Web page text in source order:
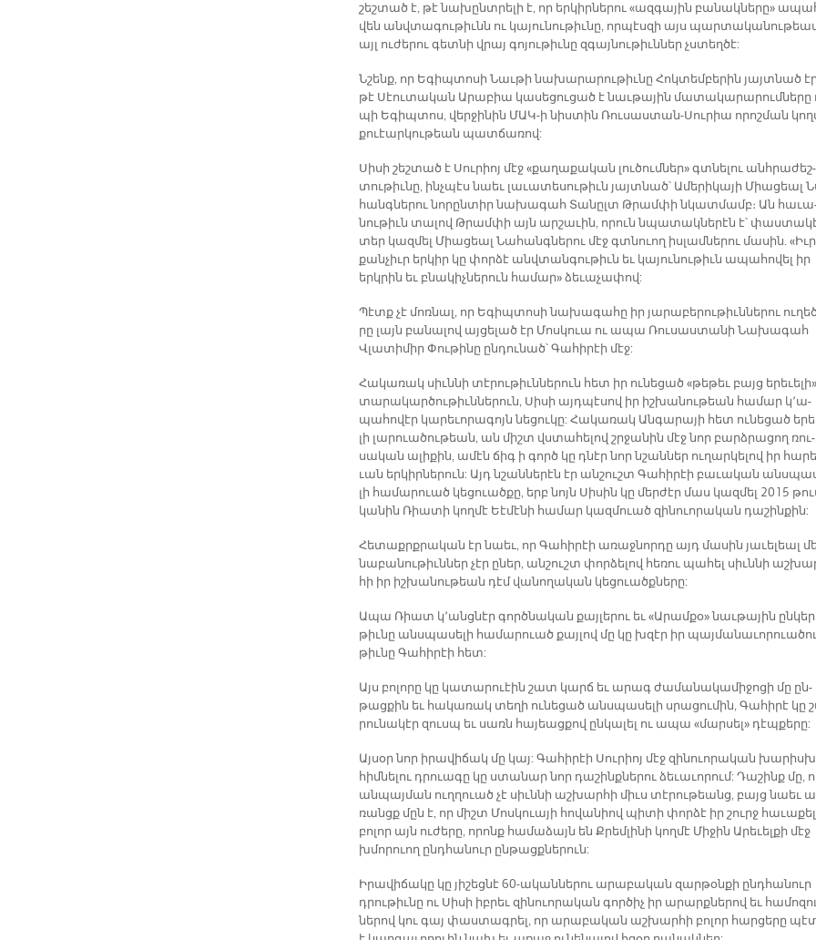
շեշ­տած է, թէ նա­խընտ­րե­լի է, որ եր­կիր­նե­րու «ազ­գա­յին բա­նակ­նե­րը»
վեն անվ­տա­գու­թիւնն ու կա­յու­նու­թիւ­նը, որ­պէս­զի այս
այլ ու­ժե­րու գետ­նի վրայ գո­յու­թիւ­նը զգայ­նու­թիւն­ներ չստեղ­ծէ:
Նշենք, որ Ե­գիպ­տո­սի Նաւ­թի նա­խա­րա­րու­թիւ­նը Հոկ­տեմ­բե­րին յայտ­նած
թէ Սէու­տա­կան Ա­րա­բիա կա­սե­ցու­ցած է նաւ­թա­յին մա­տա­կա­րա­րում­նե­րը
պի Ե­գիպ­տոս, վեր­ջի­նին ՄԱԿ-ի նիս­տին Ռու­սաս­տան-Սու­րիա ո­րոշ­ման
քուէար­կու­թեան պատ­ճա­ռով:
Սի­սի շեշ­տած է Սու­րիոյ մէջ «քա­ղա­քա­կան լու­ծում­նե­ր» գտնե­լու անհ­րա­ժեշ­
տու­թիւ­նը, ինչ­պէս նաեւ լա­ւա­տե­սու­թիւն յայտ­նած՝ Ա­մե­րի­կա­յի Միա­ցեալ
հանգ­նե­րու նո­րըն­տիր նա­խա­գահ Տա­նըլտ Թրամ­փի նկատ­մամբ։ Ան
նու­թիւն տա­լով Թրամ­փի այն ար­շա­ւին, ո­րուն նպա­տակ­նե­րէն է՝
տեր կազ­մել Միա­ցեալ Նա­հանգ­նե­րու մէջ գտնուող իս­լամ­նե­րու մա­սին.
քան­չիւր եր­կիր կը փոր­ձէ անվ­տան­գու­թիւն եւ կա­յու­նու­թիւն ա­պա­հո­վել իր
երկ­րին եւ բնա­կիչ­նե­րուն հա­մա­ր» ձե­ւա­չա­փով:
Պէտք չէ մոռ­նալ, որ Ե­գիպ­տո­սի նա­խա­գա­հը իր յա­րա­բե­րու­թիւն­նե­րու
րը լայն բա­նա­լով այ­ցե­լած էր Մոս­կուա ու ա­պա Ռու­սաս­տա­նի Նա­խա­գահ
Վլա­տի­միր Փու­թի­նը ըն­դու­նած՝ Գա­հի­րէի մէջ:
Հա­կա­ռակ սիւն­նի տէ­րու­թիւն­նե­րուն հետ իր ու­նե­ցած «թե­թեւ բայց ե­րե­ւե­լի»
տա­րա­կար­ծու­թիւն­նե­րուն, Սի­սի այդ­պէ­սով իր իշ­խա­նու­թեան հա­մար կ՚ա­
պա­հո­վէր կա­րե­ւո­րա­գոյն նե­ցու­կը: Հա­կա­ռակ Ան­գա­րա­յի հետ ու­նե­ցած
լի լա­րուա­ծու­թեան, ան միշտ վստա­հե­լով շրջա­նին մէջ նոր բարձ­րա­ցող ռու­
սա­կան ա­լի­քին, ա­մէն ճիգ ի գործ կը դնէր նոր նշան­ներ ու­ղար­կե­լով իր
ւան եր­կիր­նե­րուն: Այդ նշան­նե­րէն էր ան­շուշտ Գա­հի­րէի բա­ւա­կան
լի հա­մա­րուած կե­ցուած­քը, երբ նոյն Սի­սին կը մեր­ժէր մաս կազ­մել 2015
կա­նին Ռիա­տի կող­մէ Եէ­մէ­նի հա­մար կազ­մուած զի­նուո­րա­կան դա­շին­քին:
Հե­տաքրք­րա­կան էր նաեւ, որ Գա­հի­րէի ա­ռաջ­նոր­դը այդ մա­սին յա­ւե­լեալ
նա­բա­նու­թիւն­ներ չէր ը­ներ, ան­շուշտ փոր­ձե­լով հե­ռու պա­հել սիւն­նի
հի իր իշ­խա­նու­թեան դէմ վա­նո­ղա­կան կե­ցուածք­նե­րը:
Ապա Ռիատ կ­­՚անց­նէր գործ­նա­կան քայ­լե­րու եւ «Ա­րամ­քօ» նաւ­թա­յին
թիւ­նը անս­պա­սե­լի հա­մա­րուած քայ­լով մը կը խզէր իր
թիւ­նը Գա­հի­րէի հետ:
Այս բո­լո­րը կը կա­տա­րուէին շատ կարճ եւ ա­րագ ժա­մա­նա­կա­մի­ջո­ցի մը ըն­
թաց­քին եւ հա­կա­ռակ տե­ղի ու­նե­ցած անս­պա­սե­լի սրա­ցու­մին, Գա­հի­րէ կը
րու­նա­կէր զուսպ եւ սառն հա­յեաց­քով ըն­կա­լել ու ա­պա «մար­սե­լ» դէպ­քե­րը:
Այ­սօր նոր ի­րա­վի­ճակ մը կայ: Գա­հի­րէի Սու­րիոյ մէջ զի­նուո­րա­կան խա­րիսխ
հիմ­նե­լու դրուա­գը կը ստա­նար նոր դա­շինք­նե­րու ձե­ւա­ւո­րում: Դա­շինք մը,
ան­պայ­ման ուղ­ղուած չէ սիւն­նի աշ­խար­հի միւս տէ­րու­թեանց, բայց նաեւ
ռանցք մըն է, որ միշտ Մոս­կուա­յի հո­վա­նիով պի­տի փոր­ձէ իր շուրջ հա­ւա­քել
բո­լոր այն ու­ժե­րը, ո­րոնք հա­մա­ձայն են Քրեմ­լի­նի կող­մէ Մի­ջին Ա­րե­ւել­քի մէջ
խմո­րուող ընդ­հա­նուր ըն­թացք­նե­րուն:
Ի­րա­վի­ճա­կը կը յի­շեց­նէ 60-ա­կան­նե­րու ա­րա­բա­կան զար­թօն­քի ընդ­հա­նուր
դրու­թիւ­նը ու Սի­սի իբ­րեւ զի­նուո­րա­կան գոր­ծիչ իր ա­րարք­նե­րով եւ
նե­րով կու գայ փաս­տագ­րել, որ ա­րա­բա­կան աշ­խար­հի բո­լոր հար­ցե­րը